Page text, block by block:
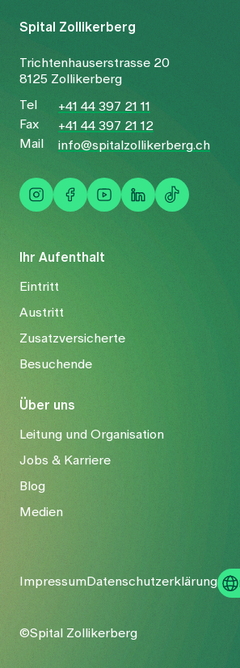
Ihr Aufenthalt
Eintritt
Austritt
Zusatzversicherte
Besuchende
Über uns
Leitung und Organisation
Jobs & Karriere
Blog
Medien
Spital Zollikerberg
Trichtenhauserstrasse 20
8125 Zollikerberg
Tel
+41 44 397 21 11
Fax
+41 44 397 21 12
Mail
info@spitalzollikerberg.ch
ImpressumDatenschutzerklärung
©Spital Zollikerberg